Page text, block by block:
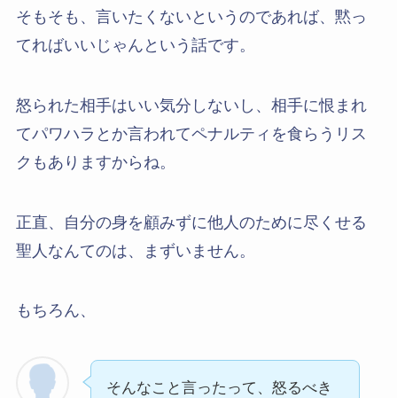
そもそも、言いたくないというのであれば、黙っ
てればいいじゃんという話です。
怒られた相手はいい気分しないし、相手に恨まれ
てパワハラとか言われてペナルティを食らうリス
クもありますからね。
正直、自分の身を顧みずに他人のために尽くせる
聖人なんてのは、まずいません。
もちろん、
そんなこと言ったって、怒るべき